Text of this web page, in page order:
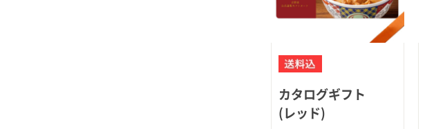
カタログギフト
(レッド)